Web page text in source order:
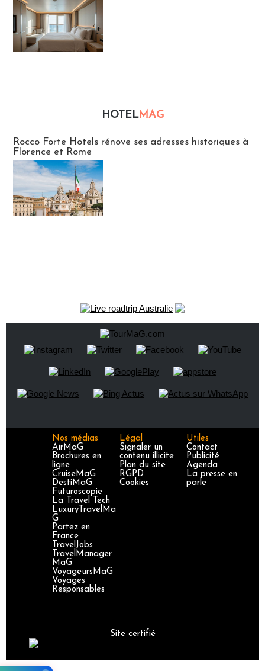
HOTELMAG
Rocco Forte Hotels rénove ses adresses historiques à
Florence et Rome
Nos médias
AirMaG
Brochures en
ligne
CruiseMaG
DestiMaG
Futuroscopie
La Travel Tech
LuxuryTravelMa
G
Partez en
France
TravelJobs
TravelManager
MaG
VoyageursMaG
Voyages
Responsables
Légal
Signaler un
contenu illicite
Plan du site
RGPD
Cookies
Utiles
Contact
Publicité
Agenda
La presse en
parle
Site certifié